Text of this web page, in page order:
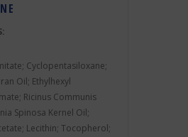
Cyclopentasiloxane;
Oil; Ethylhexyl
Ricinus Communis
Spinosa Kernel Oil;
Lecithin; Tocopherol;